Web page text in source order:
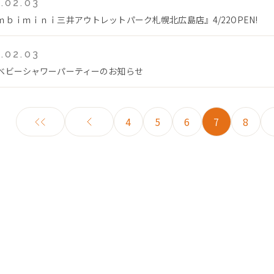
ｂｉｍｉｎｉ三井アウトレットパーク札幌北広島店』4/22OPEN!
ビーシャワーパーティーのお知らせ
4 5 6 7 8